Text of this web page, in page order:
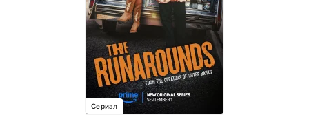
Сериал